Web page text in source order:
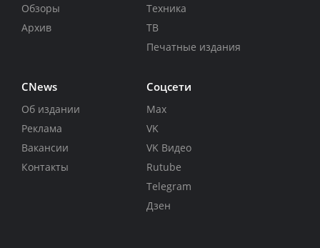
Обзоры
Архив
Техника
ТВ
Печатные издания
CNews
Об издании
Реклама
Вакансии
Контакты
Соцсети
Max
VK
VK Видео
Rutube
Telegram
Дзен